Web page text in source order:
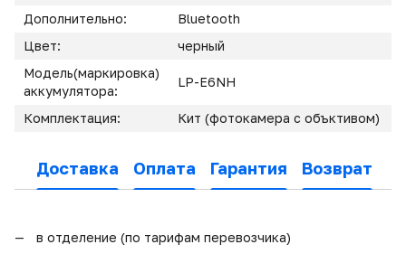
Дополнительно:
Bluetooth
Цвет:
черный
Модель(маркировка)
аккумулятора:
LP-E6NH
Комплектация: Кит (фотокамера с объктивом)
Доставка Оплата Гарантия Возврат
в отделение (по тарифам перевозчика)